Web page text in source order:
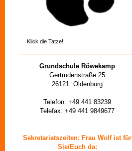
Klick die Tatze!
Grundschule Röwekamp
Gertrudenstraße 25
26121 Oldenburg
Telefon: +49 441 83239
Telefax: +49 441 9849677
Sekretariatszeiten: Frau Wolf ist für
Sie/Euch da: